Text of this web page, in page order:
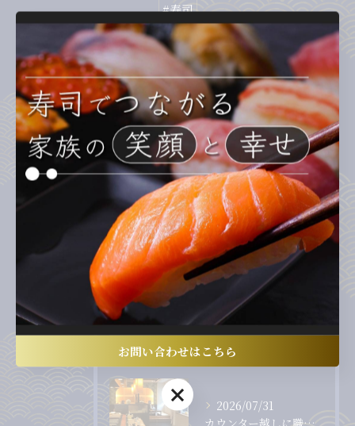
#寿司
カテゴリー Categories
全てのカテゴリー
ランチ
ディナー
テイクアウト
お子様連れ
回転寿司
最近の投稿 Recent Posts
2026/07/31
カウンター越しに職人から直接受け取る、出来たて、握りたてのお...
お問い合わせはこちら
お問い合わせはこちら